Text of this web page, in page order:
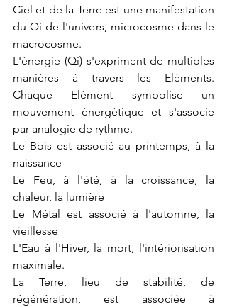
Ciel et de la Terre est une manifestation
du Qi de l'univers, microcosme dans le
macrocosme.
L'énergie (Qi) s'expriment de multiples
manières à travers les Eléments.
Chaque Elément symbolise un
mouvement énergétique et s'associe
par analogie de rythme.
Le Bois est associé au printemps, à la
naissance
Le Feu, à l'été, à la croissance, la
chaleur, la lumière
Le Métal est associé à l'automne, la
vieillesse
L'Eau à l'Hiver, la mort, l'intériorisation
maximale.
La Terre, lieu de stabilité, de
régénération, est associée à